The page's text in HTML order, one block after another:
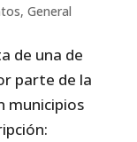
, General
de una de
parte de la
municipios